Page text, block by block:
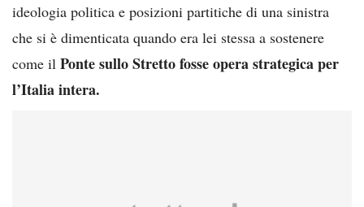
ideologia politica e posizioni partitiche di una sinistra
che si è dimenticata quando era lei stessa a sostenere
come il Ponte sullo Stretto fosse opera strategica per
l’Italia intera.